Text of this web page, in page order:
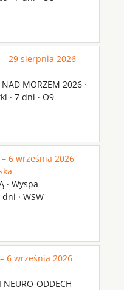
29 sierpnia 2026
NAD MORZEM 2026 ·
· 7 dni · O9
6 września 2026
· Wyspa
· WSW
6 września 2026
NEURO-ODDECH